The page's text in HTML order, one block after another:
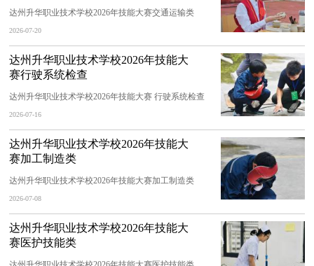
达州升华职业技术学校2026年技能大赛交通运输类
2026-07-20
达州升华职业技术学校2026年技能大
赛行驶系统检查
达州升华职业技术学校2026年技能大赛 行驶系统检查
2026-07-16
达州升华职业技术学校2026年技能大
赛加工制造类
达州升华职业技术学校2026年技能大赛加工制造类
2026-07-08
达州升华职业技术学校2026年技能大
赛医护技能类